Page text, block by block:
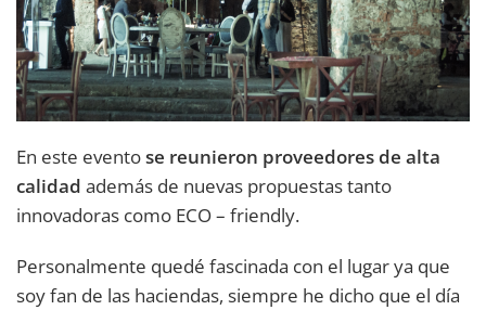
En este eventose reunieron proveedores de alta
calidad además de nuevas propuestas tanto
innovadoras como ECO – friendly.
Personalmente quedé fascinada con el lugar ya que
soy fan de las haciendas, siempre he dicho que el día